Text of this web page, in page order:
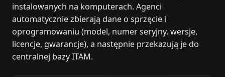
instalowanych na komputerach. Agenci
automatycznie zbierają dane o sprzęcie i
oprogramowaniu (model, numer seryjny, wersje,
licencje, gwarancje), a następnie przekazują je do
centralnej bazy ITAM.